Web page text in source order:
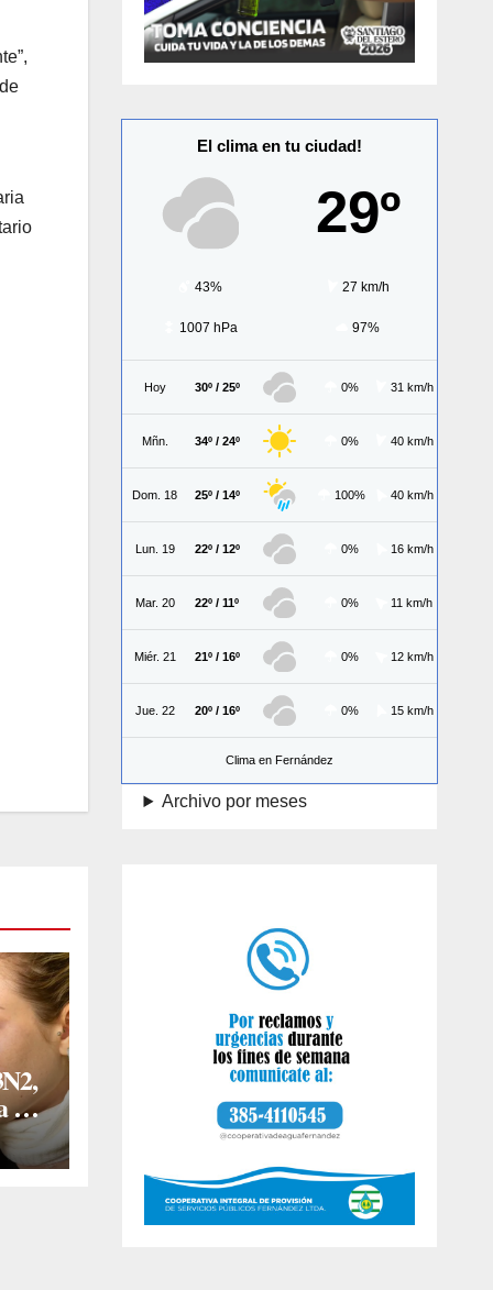
en
El clima en tu ciudad!
29º
43% 27 km/h
1007 hPa 97%
Hoy 30º / 25º 0% 31 km/h
Mñn. 34º / 24º 0% 40 km/h
Dom. 18 25º / 14º 100% 40 km/h
Lun. 19 22º / 12º 0% 16 km/h
Mar. 20 22º / 11º 0% 11 km/h
Miér. 21 21º / 16º 0% 12 km/h
Jue. 22 20º / 16º 0% 15 km/h
Clima en Fernández
Archivo por meses